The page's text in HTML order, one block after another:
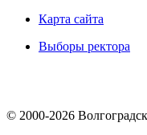
Карта сайта
Выборы ректора
© 2000-2026